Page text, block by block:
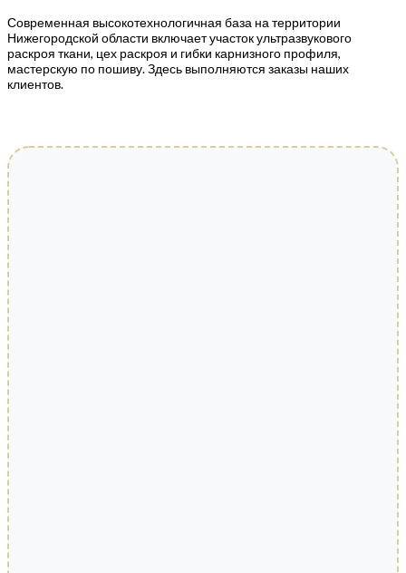
Современная высокотехнологичная база на территории
Нижегородской области включает участок ультразвукового
раскроя ткани, цех раскроя и гибки карнизного профиля,
мастерскую по пошиву. Здесь выполняются заказы наших
клиентов.